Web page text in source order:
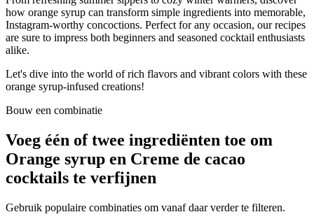
how orange syrup can transform simple ingredients into memorable,
Instagram-worthy concoctions. Perfect for any occasion, our recipes
are sure to impress both beginners and seasoned cocktail enthusiasts
alike.
Let's dive into the world of rich flavors and vibrant colors with these
orange syrup-infused creations!
Bouw een combinatie
Voeg één of twee ingrediënten toe om
Orange syrup en Creme de cacao
cocktails te verfijnen
Gebruik populaire combinaties om vanaf daar verder te filteren.